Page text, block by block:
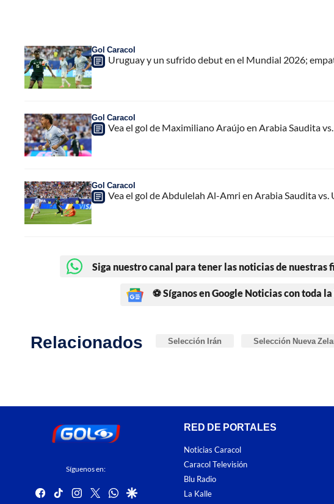
Gol Caracol
Uruguay y un sufrido debut en el Mundial 2026;
Gol Caracol
Vea el gol de Maximiliano Araújo en Arabia Saudita
Gol Caracol
Vea el gol de Abdulelah Al-Amri en Arabia Saudita
Siga nuestro canal para tener las noticias de
⚽ Síganos en Google Noticias con toda
Relacionados Selección Irán Selección Nueva
Síguenos en:
facebook
tiktokinstagram
twitterwhatsapp
google
RED DE PORTALES
Noticias Caracol
Caracol Televisión
Blu Radio
La Kalle